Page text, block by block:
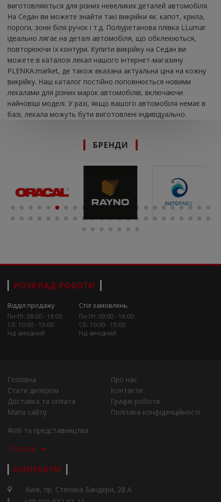
виготовляються для різних невеликих деталей автомобіля.
На Седан ви можете знайти такі викрійки як: капот, крила,
пороги, зони біля ручок і т.д. Поліуретанова плівка LLumar
ідеально лягає на деталі автомобіля, що обклеюються,
повторюючи їх контури. Купити викрійку на Седан ви
можете в каталозі лекал нашого інтернет-магазину
PLENKA.market, де також вказана актуальна ціна на кожну
викрійку. Наш каталог постійно поповнюється новими
лекалами для різних марок автомобілів, включаючи
найновіші моделі. У разі, якщо вашого автомобіля немає в
базі, лекала можуть бути виготовлені індивідуально.
БРЕНДИ
РОЗКЛАД РОБОТИ
Відділ продажу
Пн-Пт: 09:00 - 18:00
Сб: 10:00 - 15:00
Нд: вихідний
Стіл замовлень
Пн-Пт: 09:00 - 18:00
Сб: 10:00 - 15:00
Нд: вихідний
Головна
Про нас
Стати дилером
Контакти
Доставка та оплата
Графік роботи
Мапа сайту
Політика конфіденційності
Філії та представництва
Города
КОНТАКТИ
Київ, пр. Степана Бандери, 28 А